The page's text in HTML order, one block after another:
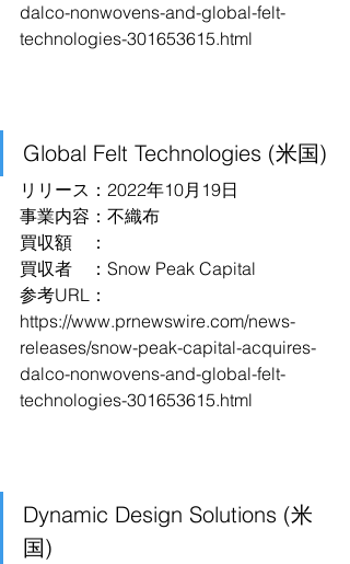
dalco-nonwovens-and-global-felt-
technologies-301653615.html
Global Felt Technologies (米国)
リリース：2022年10月19日
事業内容：不織布
買収額　：
買収者　：Snow Peak Capital
参考URL：
https://www.prnewswire.com/news-
releases/snow-peak-capital-acquires-
dalco-nonwovens-and-global-felt-
technologies-301653615.html
Dynamic Design Solutions (米
国)